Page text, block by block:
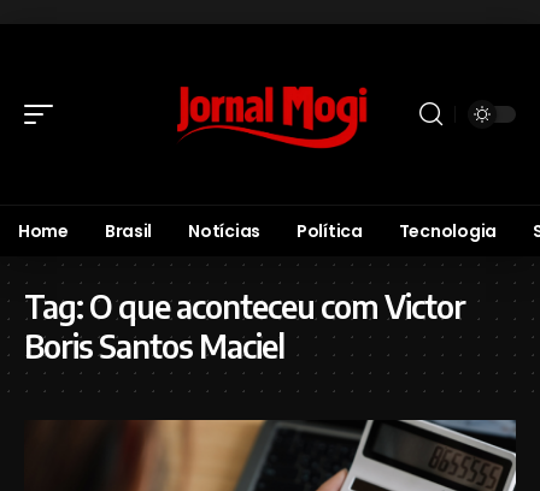
Home Brasil Notícias Política Tecnologia
Tag:O que aconteceu com Victor
Boris Santos Maciel